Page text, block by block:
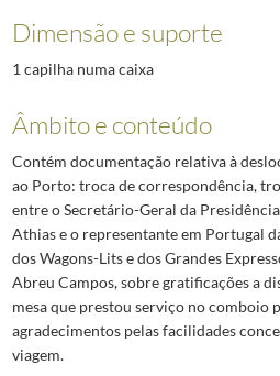
Dimensão e suporte
1 capilha numa caixa
Âmbito e conteúdo
Contém documentação relativa à
ao Porto: troca de correspondência,
entre o Secretário-Geral da
Athias e o representante em Portugal
dos Wagons-Lits e dos Grandes
Abreu Campos, sobre gratificações a
mesa que prestou serviço no comboio
agradecimentos pelas facilidades
viagem.